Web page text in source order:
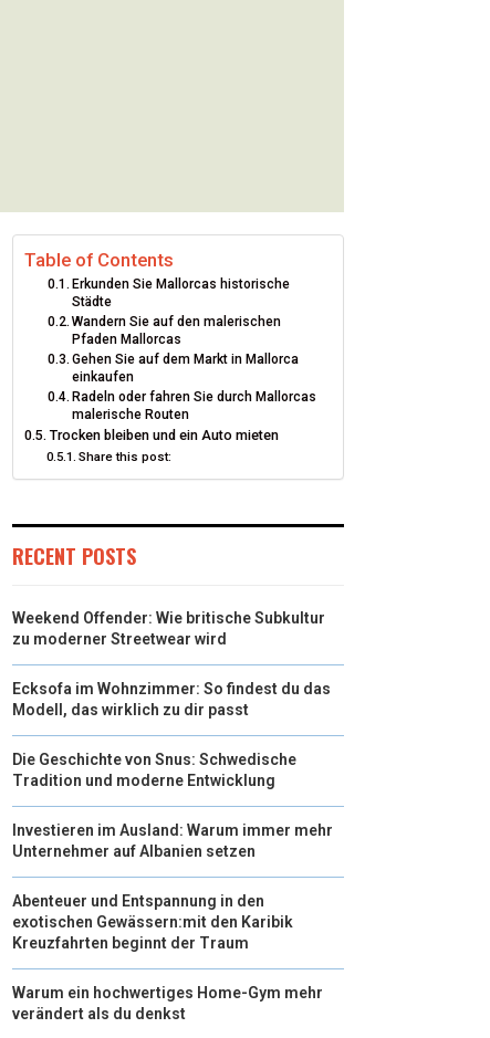
Table of Contents
Erkunden Sie Mallorcas historische
Städte
Wandern Sie auf den malerischen
Pfaden Mallorcas
Gehen Sie auf dem Markt in Mallorca
einkaufen
Radeln oder fahren Sie durch Mallorcas
malerische Routen
Trocken bleiben und ein Auto mieten
Share this post:
RECENT POSTS
Weekend Offender: Wie britische Subkultur
zu moderner Streetwear wird
Ecksofa im Wohnzimmer: So findest du das
Modell, das wirklich zu dir passt
Die Geschichte von Snus: Schwedische
Tradition und moderne Entwicklung
Investieren im Ausland: Warum immer mehr
Unternehmer auf Albanien setzen
Abenteuer und Entspannung in den
exotischen Gewässern:mit den Karibik
Kreuzfahrten beginnt der Traum
Warum ein hochwertiges Home-Gym mehr
verändert als du denkst